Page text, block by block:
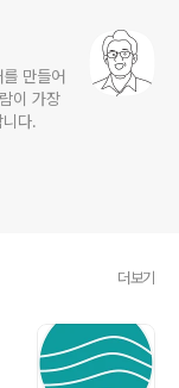
만들어
이 가장
다.
더보기